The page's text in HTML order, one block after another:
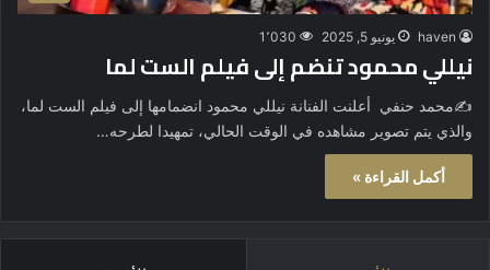
haven يونيو 5, 2025 1٬030
نيللي محمود تنضم إلى فيلم الست لما
✍️محمد حنفي أعلنت الفنانة نيللي محمود انضمامها إلى فيلم الست لما،
والذي يتم تصوير مشاهده في الوقت الحالي، تمهيدا لطرحه…
أكمل القراءة »